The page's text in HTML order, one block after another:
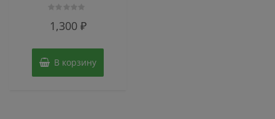
01,300 ₽
В корзину